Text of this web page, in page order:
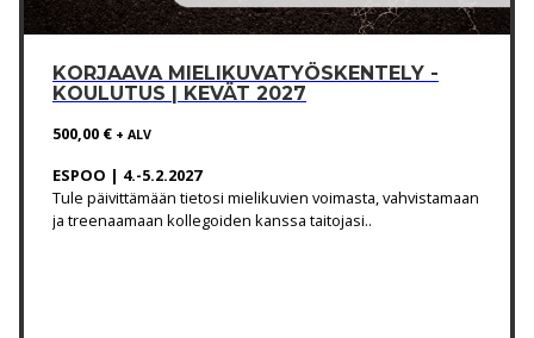
KORJAAVA MIELIKUVATYÖSKENTELY -
KOULUTUS | KEVÄT 2027
500,00 € + ALV
ESPOO | 4.-5.2.2027
Tule päivittämään tietosi mielikuvien voimasta, vahvistamaan
ja treenaamaan kollegoiden kanssa taitojasi..